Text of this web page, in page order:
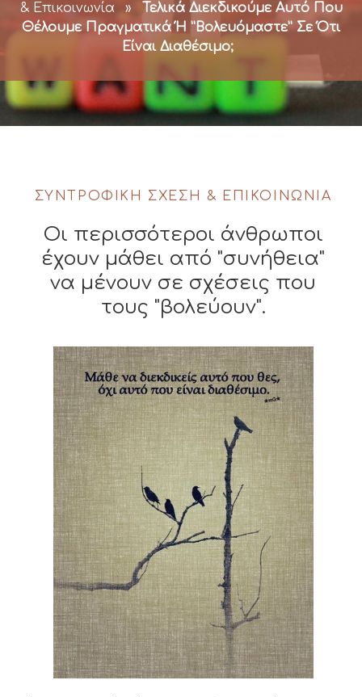
& Επικοινωνία
»
Τελικά Διεκδικούμε Αυτό Που
Θέλουμε Πραγματικά Ή ”Βολευόμαστε” Σε Ότι
Είναι Διαθέσιμο;
ΣΥΝΤΡΟΦΙΚΉ ΣΧΈΣΗ & ΕΠΙΚΟΙΝΩΝΊΑ
Οι περισσότεροι άνθρωποι
έχουν μάθει από "συνήθεια"
να μένουν σε σχέσεις που
τους "βολεύουν".